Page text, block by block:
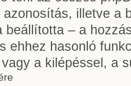
illetve a
beállította – a
ehhez hasonló
a kilépéssel, a